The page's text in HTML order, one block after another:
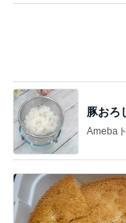
チョコ
Ameba